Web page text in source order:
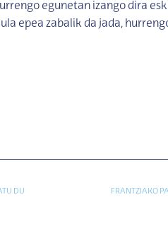
egunetan izango dira
epea zabalik da jada,
DU FRANTZIAKO